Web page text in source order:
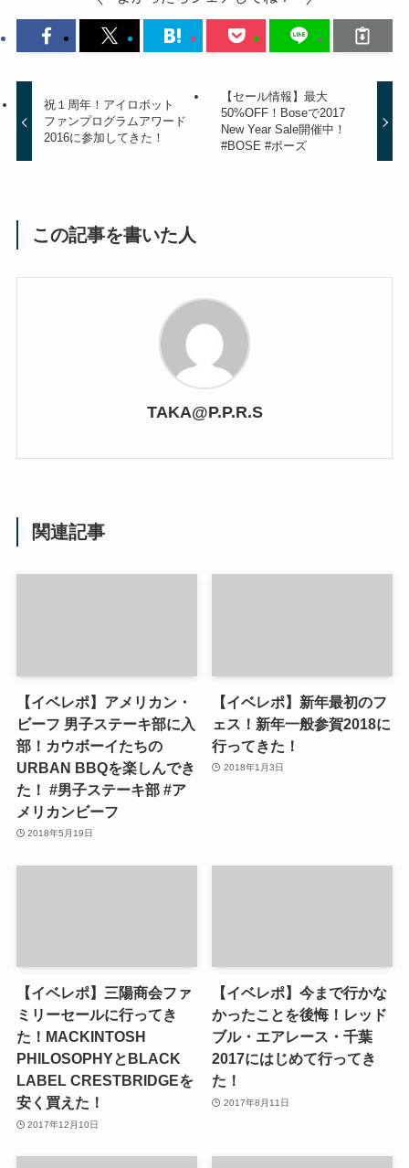
祝１周年！アイロボット
ファンプログラムアワード
2016に参加してきた！
【セール情報】最大
50%OFF！Boseで2017
New Year Sale開催中！
#BOSE #ボーズ
この記事を書いた人
TAKA@P.P.R.S
関連記事
【イベレポ】アメリカン・
ビーフ 男子ステーキ部に入
部！カウボーイたちの
URBAN BBQを楽しんでき
た！ #男子ステーキ部 #ア
メリカンビーフ
2018年5月19日
【イベレポ】新年最初のフ
ェス！新年一般参賀2018に
行ってきた！
2018年1月3日
【イベレポ】三陽商会ファ
ミリーセールに行ってき
た！MACKINTOSH
PHILOSOPHYとBLACK
LABEL CRESTBRIDGEを
安く買えた！
2017年12月10日
【イベレポ】今まで行かな
かったことを後悔！レッド
ブル・エアレース・千葉
2017にはじめて行ってき
た！
2017年8月11日